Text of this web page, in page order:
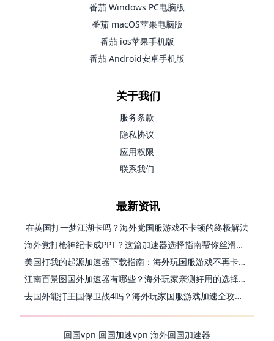
番茄 Windows PC电脑版
番茄 macOS苹果电脑版
番茄 ios苹果手机版
番茄 Android安卓手机版
关于我们
服务条款
隐私协议
应用权限
联系我们
最新资讯
在英国打一梦江湖卡吗？海外党国服游戏不卡顿的终极解法
海外党打枪神纪卡成PPT？这篇加速器选择指南帮你丝滑上分
美国打我的起源加速器下载指南：海外玩国服游戏不再卡的终极方案
江南百景图国外加速器有哪些？海外玩家亲测好用的选择与避坑指南
去国外能打王国保卫战4吗？海外玩家国服游戏加速全攻略（附公主连结幻想江湖实测）
回国vpn 回国加速vpn 海外回国加速器